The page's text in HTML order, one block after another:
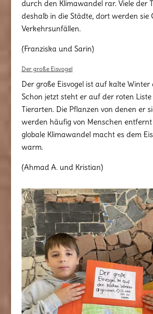
durch den Klimawandel rar. Viele der
deshalb in die Städte, dort werden sie
Verkehrsunfällen.
(Franziska und Sarin)
Der große Eisvogel
Der große Eisvogel ist auf kalte Winter
Schon jetzt steht er auf der roten
Tierarten. Die Pflanzen von denen er
werden häufig von Menschen
globale Klimawandel macht es dem
warm.
(Ahmad A. und Kristian)